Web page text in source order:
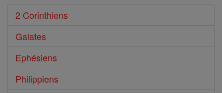
2 Corinthiens
Galates
Ephésiens
Philippiens